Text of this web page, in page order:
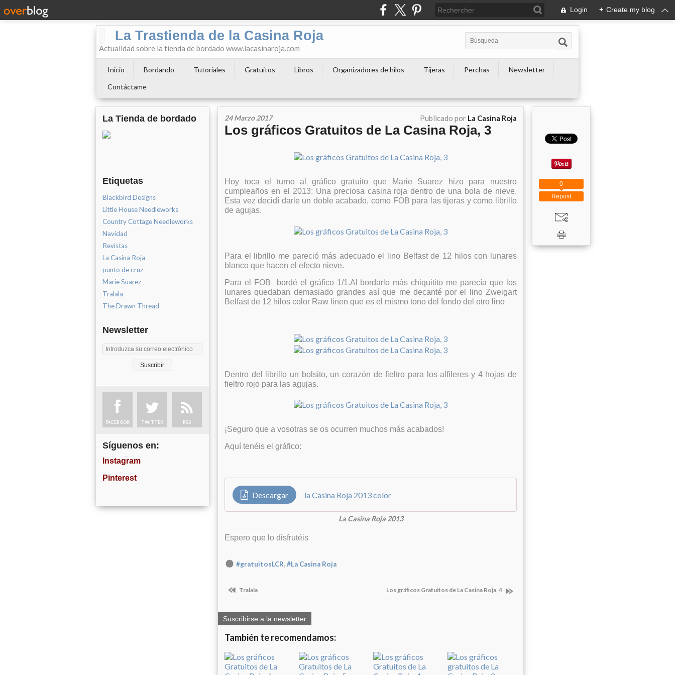
Login + Create my blog
La Trastienda de la Casina Roja
Actualidad sobre la tienda de bordado www.lacasinaroja.com
Inicio Bordando Tutoriales Gratuitos Libros Organizadores de hilos Tijeras Perchas
Newsletter
Contáctame
La Tienda de bordado
Etiquetas
Blackbird Designs
Little House Needleworks
Country Cottage Needleworks
Navidad
Revistas
La Casina Roja
punto de cruz
Marie Suarez
Tralala
The Drawn Thread
Newsletter
FACEBOOK TWITTER RSS
Síguenos en:
Instagram
Pinterest
24 Marzo 2017 Publicado por La Casina Roja
Los gráficos Gratuitos de La Casina Roja, 3
Hoy toca el turno al gráfico gratuito que Marie Suarez hizo para nuestro
cumpleaños en el 2013: Una preciosa casina roja dentro de una bola de nieve.
Esta vez decidí darle un doble acabado, como FOB para las tijeras y como librillo
de agujas.
Para el librillo me pareció más adecuado el lino Belfast de 12 hilos con lunares
blanco que hacen el efecto nieve.
Para el FOB bordé el gráfico 1/1.Al bordarlo más chiquitito me parecía que los
lunares quedaban demasiado grandes así que me decanté por el lino Zweigart
Belfast de 12 hilos color Raw linen que es el mismo tono del fondo del otro lino
Dentro del librillo un bolsito, un corazón de fieltro para los alfileres y 4 hojas de
fieltro rojo para las agujas.
¡Seguro que a vosotras se os ocurren muchos más acabados!
Aquí tenéis el gráfico:
Descargar la Casina Roja 2013 color
La Casina Roja 2013
Espero que lo disfrutéis
#gratuitosLCR,#La Casina Roja
Tralala Los gráficos Gratuitos de La Casina Roja, 4
Suscribirse a la newsletter
También te recomendamos:
Repost
0